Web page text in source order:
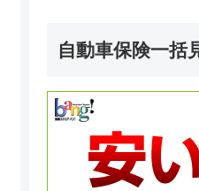
自動車保険一括